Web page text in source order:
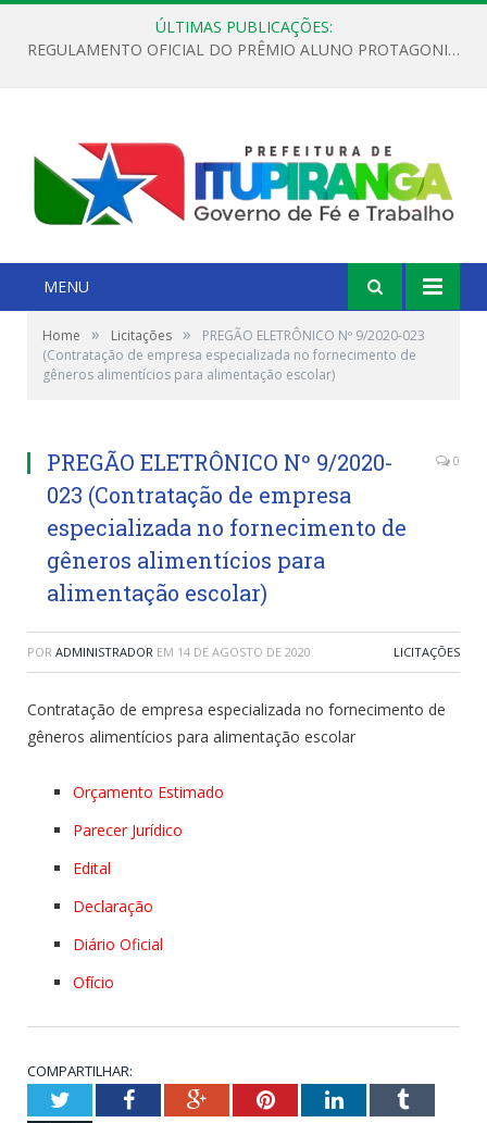
ÚLTIMAS PUBLICAÇÕES:
REGULAMENTO OFICIAL DO PRÊMIO ALUNO PROTAGONISTA – EDIÇÃO 2026
MENU
Home » Licitações »
PREGÃO ELETRÔNICO Nº 9/2020-023
(Contratação de empresa especializada no fornecimento de
gêneros alimentícios para alimentação escolar)
PREGÃO ELETRÔNICO Nº 9/2020-
023 (Contratação de empresa
especializada no fornecimento de
gêneros alimentícios para
alimentação escolar)
0
POR ADMINISTRADOR EM 14 DE AGOSTO DE 2020 LICITAÇÕES
Contratação de empresa especializada no fornecimento de
gêneros alimentícios para alimentação escolar
Orçamento Estimado
Parecer Jurídico
Edital
Declaração
Diário Oficial
Ofício
COMPARTILHAR:
TwitterFacebookGoogle+PinterestLinkedInTumblr